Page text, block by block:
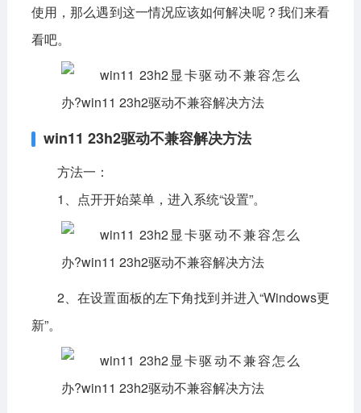
生活实用 运动健康
电脑软件
编程开发 教育教学
使用，那么遇到这一情况应该如何解决呢？我们来看
看吧。
win11 23h2驱动不兼容解决方法
方法一：
1、点开开始菜单，进入系统“设置”。
2、在设置面板的左下角找到并进入“Windows更
新”。